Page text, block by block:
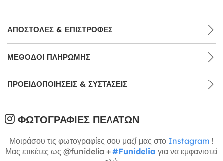
ΑΠΟΣΤΟΛΈΣ & ΕΠΙΣΤΡΟΦΈΣ
ΜΕΘΌΔΟΙ ΠΛΗΡΩΜΉΣ
ΠΡΟΕΙΔΟΠΟΙΉΣΕΙΣ & ΣΥΣΤΆΣΕΙΣ
ΦΩΤΟΓΡΑΦΊΕΣ ΠΕΛΑΤΏΝ
Μοιράσου τις φωτογραφίες σου μαζί μας στο Instagram !
Μας ετικέτες ως @funidelia + #Funidelia για να εμφανιστεί